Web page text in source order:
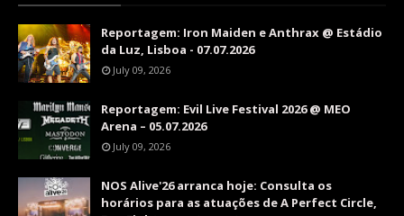
Reportagem: Iron Maiden e Anthrax @ Estádio
da Luz, Lisboa - 07.07.2026
July 09, 2026
Reportagem: Evil Live Festival 2026 @ MEO
Arena – 05.07.2026
July 09, 2026
NOS Alive'26 arranca hoje: Consulta os
horários para as atuações de A Perfect Circle,